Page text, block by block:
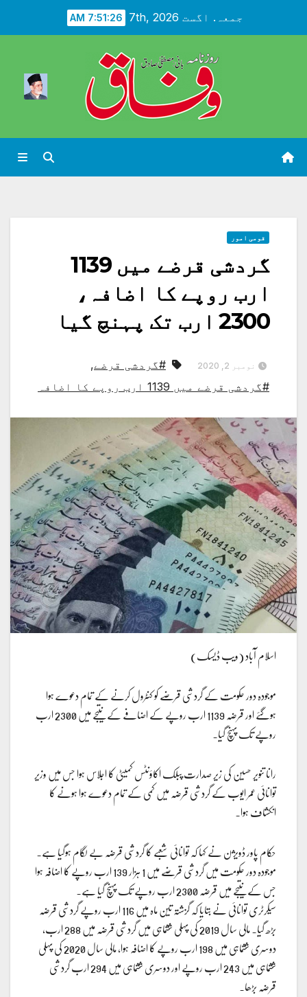
جمعہ. اگست 7th, 2026 7:51:27 AM
قومی امور
گردشی قرضے میں 1139
ارب روپے کا اضافہ،
2300 ارب تک پہنچ گیا
نومبر 2, 2020 #گردشی قرضے,
#گردشی قرضے میں 1139 ارب روپے کا اضافہ
اسلام آباد (ویب ڈیسک)
موجودہ دور حکومت کے گردشی قرضے کو کنٹرول کرنے کے تمام دعوے ہوا
ہوگئے اور قرضہ 1139 ارب روپے کے اضافے کے نتیجے میں 2300 ارب
روپے تک پہنچ گیا۔
رانا تنویر حسین کی زیر صدارت پبلک اکاؤنٹس کمیٹی کا اجلاس ہوا جس میں وزیر
توانائی عمر ایوب کے گردشی قرضہ میں کمی کے تمام دعوے ہوا ہونے کا
انکشاف ہوا۔
حکام پاور ڈویژن نے کہا کہ توانائی شعبے کا گردشی قرضہ بے لگام ہوگیا ہے۔
موجودہ دور حکومت میں گردشی قرضے میں 1 ہزار 139 ارب روپے کا اضافہ ہوا
جس کے نتیجے میں قرضہ 2300 ارب روپے تک پہنچ گیا ہے۔
سیکرٹری توانائی نے بتایا کہ گزشتہ تین ماہ میں 116 ارب روپے گردشی قرضہ
بڑھ گیا۔ مالی سال 2019 کی پہلی ششماہی میں گردشی قرضہ میں 288 ارب،
دوسری ششماہی میں 198 ارب روپے کا اضافہ ہوا، مالی سال 2020 کی پہلی
ششماہی میں 243 ارب روپے اور دوسری ششماہی میں 294 ارب گردشی
قرضہ بڑھا۔